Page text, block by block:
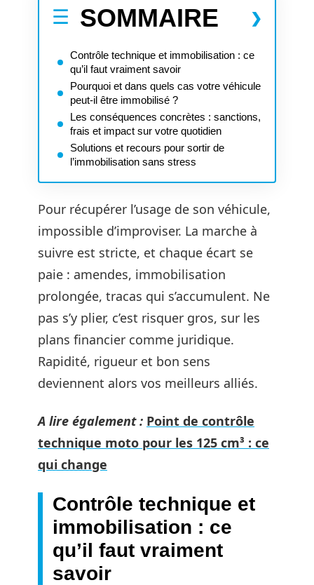
SOMMAIRE
Contrôle technique et immobilisation : ce
qu’il faut vraiment savoir
Pourquoi et dans quels cas votre véhicule
peut-il être immobilisé ?
Les conséquences concrètes : sanctions,
frais et impact sur votre quotidien
Solutions et recours pour sortir de
l’immobilisation sans stress
Pour récupérer l’usage de son véhicule,
impossible d’improviser. La marche à
suivre est stricte, et chaque écart se
paie : amendes, immobilisation
prolongée, tracas qui s’accumulent. Ne
pas s’y plier, c’est risquer gros, sur les
plans financier comme juridique.
Rapidité, rigueur et bon sens
deviennent alors vos meilleurs alliés.
A lire également : Point de contrôle
technique moto pour les 125 cm³ : ce
qui change
Contrôle technique et
immobilisation : ce
qu’il faut vraiment
savoir